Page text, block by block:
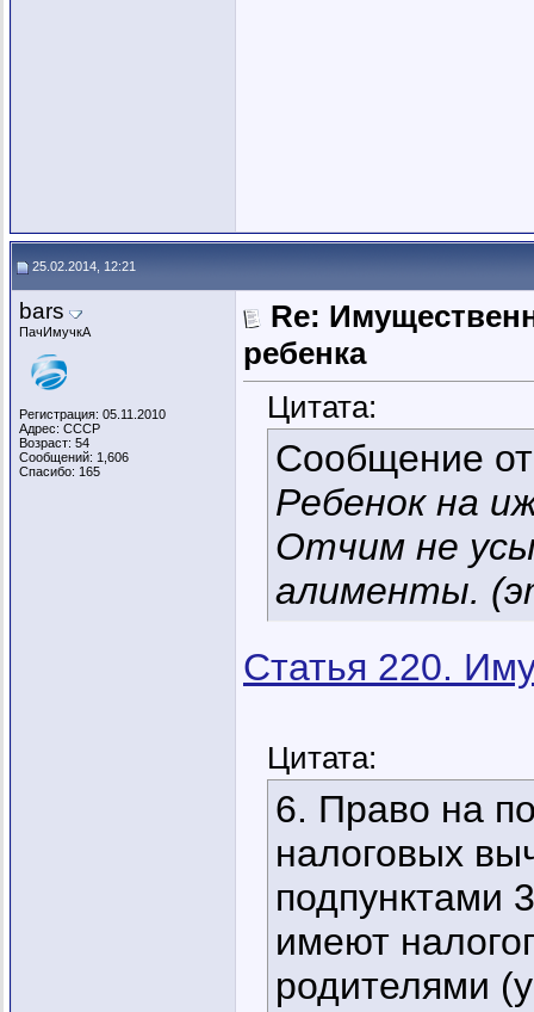
25.02.2014, 12:21
bars
ПачИмучкА
Регистрация: 05.11.2010
Адрес: СССР
Возраст: 54
Сообщений: 1,606
Спасибо: 165
Re:
ребенка
Цитата:
Сообщение
Ребенок на
Отчим не
алименты.
Статья 220.
Цитата:
6. Право на
налоговых
подпунктами
имеют
родителями